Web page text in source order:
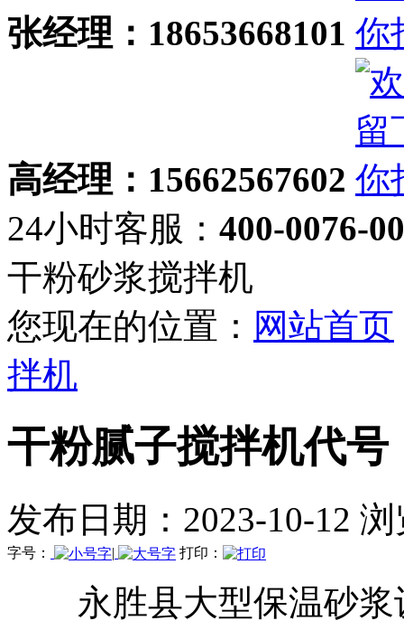
张经理：18653668101
高经理：15662567602
24小时客服： 400-0076-
干粉砂浆搅拌机
您现在的位置： 网站首页
拌机
干粉腻子搅拌机代号
发布日期：2023-10-12
字号： | 打印：
永胜县大型保温砂浆